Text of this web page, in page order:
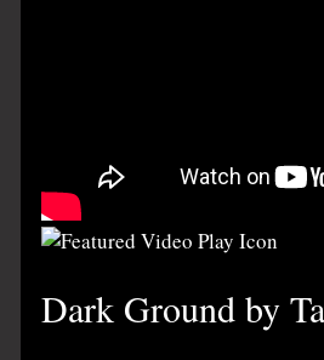
Dark Ground by